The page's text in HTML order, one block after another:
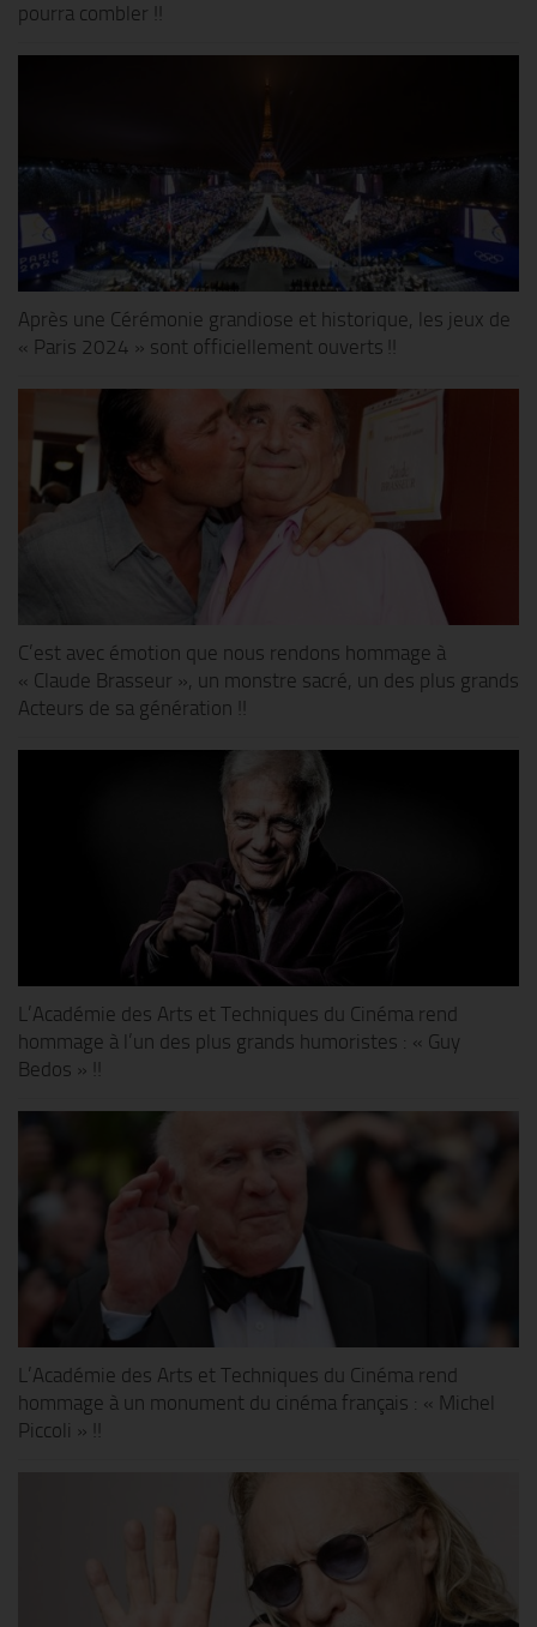
pourra combler !!
Après une Cérémonie grandiose et historique, les jeux de
« Paris 2024 » sont officiellement ouverts !!
C’est avec émotion que nous rendons hommage à
« Claude Brasseur », un monstre sacré, un des plus grands
Acteurs de sa génération !!
L’Académie des Arts et Techniques du Cinéma rend
hommage à l’un des plus grands humoristes : « Guy
Bedos » !!
L’Académie des Arts et Techniques du Cinéma rend
hommage à un monument du cinéma français : « Michel
Piccoli » !!